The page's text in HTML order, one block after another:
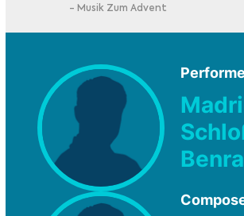
- Musik Zum Advent